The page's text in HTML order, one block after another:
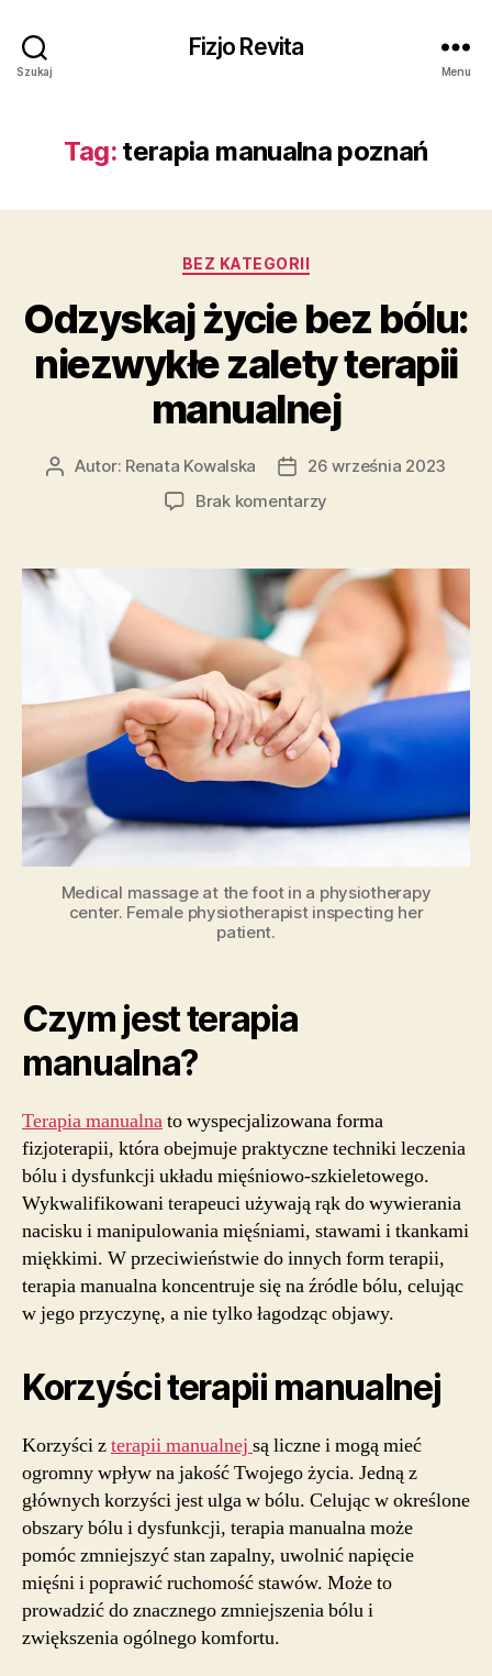
Szukaj
Fizjo Revita
Menu
Tag: terapia manualna poznań
Kategorie
BEZ KATEGORII
Odzyskaj życie bez bólu:
niezwykłe zalety terapii
manualnej
AutorAutor: Renata Kowalska
Data26 września 2023
Brak komentarzy
bez
bólu:
niezwykłe
zalety
manualnej
Medical massage at the foot in a physiotherapy
center. Female physiotherapist inspecting her
patient.
Czym jest terapia
manualna?
Terapia manualnato wyspecjalizowana forma
fizjoterapii, która obejmuje praktyczne techniki leczenia
bólu i dysfunkcji układu mięśniowo-szkieletowego.
Wykwalifikowani terapeuci używają rąk do wywierania
nacisku i manipulowania mięśniami, stawami i tkankami
miękkimi. W przeciwieństwie do innych form terapii,
terapia manualna koncentruje się na źródle bólu, celując
w jego przyczynę, a nie tylko łagodząc objawy.
Korzyści terapii manualnej
Korzyści zterapii manualnej są liczne i mogą mieć
ogromny wpływ na jakość Twojego życia. Jedną z
głównych korzyści jest ulga w bólu. Celując w określone
obszary bólu i dysfunkcji, terapia manualna może
pomóc zmniejszyć stan zapalny, uwolnić napięcie
mięśni i poprawić ruchomość stawów. Może to
prowadzić do znacznego zmniejszenia bólu i
zwiększenia ogólnego komfortu.